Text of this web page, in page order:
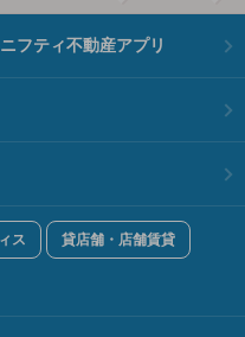
ニフティ不動産アプリ
ス 貸店舗・店舗賃貸